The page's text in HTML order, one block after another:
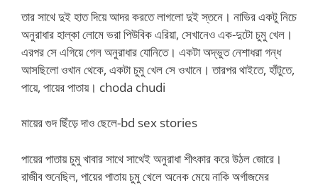
তার সাথে দুই হাত দিয়ে আদর করতে লাগলো দুই স্তনে। নাভির একটু নিচে
অনুরাধার হাল্কা লোমে ভরা পিউবিক এরিয়া, সেখানেও এক-দুটো চুমু খেল।
এরপর সে এগিয়ে গেল অনুরাধার যোনিতে। একটা অদ্ভুত নেশাধরা গন্ধ
আসছিলো ওখান থেকে, একটা চুমু খেল সে ওখানে। তারপর থাইতে, হাঁটুতে,
পায়ে, পায়ের পাতায়। choda chudi
মায়ের গুদ ছিঁড়ে দাও ছেলে-bd sex stories
পায়ের পাতায় চুমু খাবার সাথে সাথেই অনুরাধা শীৎকার করে উঠল জোরে।
রাজীব শুনেছিল, পায়ের পাতায় চুমু খেলে অনেক মেয়ে নাকি অর্গাজমের